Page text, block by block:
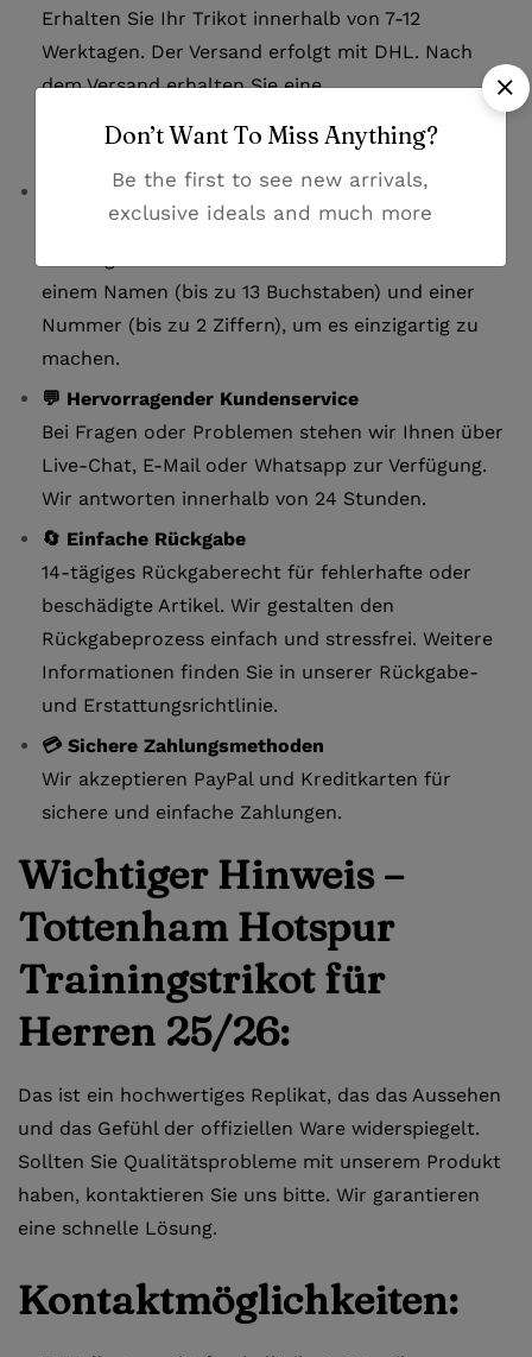
Erhalten Sie Ihr Trikot innerhalb von 7-12
Werktagen. Der Versand erfolgt mit DHL. Nach
dem Versand erhalten Sie eine
Sendungsverfolgungsnummer, um Ihre Lieferung
jederzeit nachzuverfolgen.
✏️ Personalisierung verfügbar:
Gestalten Sie Ihr Tottenham Hotspur
einem Namen (bis zu 13 Buchstaben) und einer
Nummer (bis zu 2 Ziffern), um es einzigartig zu
machen.
💬 Hervorragender Kundenservice
Bei Fragen oder Problemen stehen wir Ihnen über
Live-Chat, E-Mail oder Whatsapp zur Verfügung.
Wir antworten innerhalb von 24 Stunden.
🔄 Einfache Rückgabe
14-tägiges Rückgaberecht für fehlerhafte oder
beschädigte Artikel. Wir gestalten den
Rückgabeprozess einfach und stressfrei. Weitere
Informationen finden Sie in unserer Rückgabe-
und Erstattungsrichtlinie.
💳 Sichere Zahlungsmethoden
Wir akzeptieren PayPal und Kreditkarten für
sichere und einfache Zahlungen.
Wichtiger Hinweis –
Tottenham Hotspur
Trainingstrikot für
Herren 25/26:
Das ist ein hochwertiges Replikat, das das Aussehen
und das Gefühl der offiziellen Ware widerspiegelt.
Sollten Sie Qualitätsprobleme mit unserem Produkt
haben, kontaktieren Sie uns bitte. Wir garantieren
eine schnelle Lösung.
Kontaktmöglichkeiten:
Don’t Want To Miss Anything?
Be the first to see new arrivals,
exclusive ideals and much more